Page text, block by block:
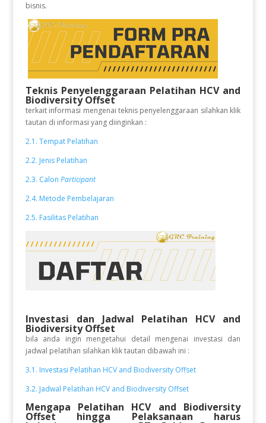
bisnis.
Teknis Penyelenggaraan Pelatihan HCV and
Biodiversity Offset
terkait informasi mengenai teknis penyelenggaraan silahkan klik
tautan di informasi yang diinginkan :
2.1. Tempat Pelatihan
2.2. Jenis Pelatihan
2.3. Calon Participant
2.4. Metode Pembelajaran
2.5. Fasilitas Pelatihan
Investasi dan Jadwal Pelatihan HCV and
Biodiversity Offset
bila anda ingin mengetahui detail mengenai investasi dan
jadwal pelatihan silahkan klik tautan dibawah ini :
3.1. Investasi Pelatihan HCV and Biodiversity Offset
3.2. Jadwal Pelatihan HCV and Biodiversity Offset
Mengapa Pelatihan HCV and Biodiversity
Offset hingga Pelaksanaan harus